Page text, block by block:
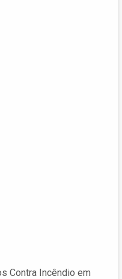
Contra Incêndio em